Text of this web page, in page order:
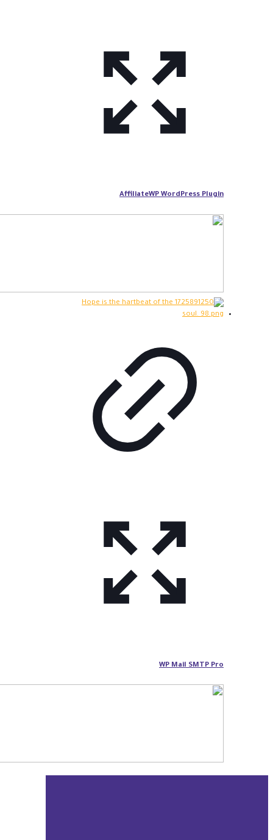
AffiliateWP WordPress Plugin
WP Mail SMTP Pro